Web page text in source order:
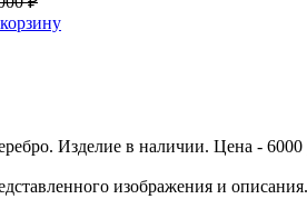
Изделие в наличии. Цена -
изображения и описания.